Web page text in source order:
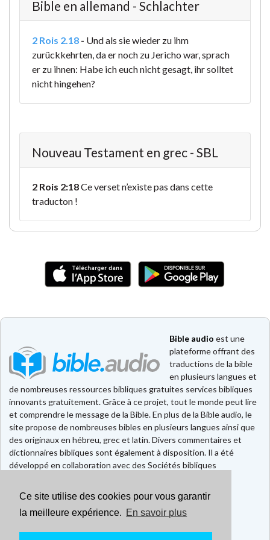
Ce site utilise des cookies pour vous garantir
la meilleure expérience. En savoir plus
Bible en allemand - Schlachter
2 Rois 2.18 - Und als sie wieder zu ihm
zurückkehrten, da er noch zu Jericho war, sprach
er zu ihnen: Habe ich euch nicht gesagt, ihr solltet
nicht hingehen?
Nouveau Testament en grec - SBL
2 Rois 2:18Ce verset n’existe pas dans cette
traducton !
Bible audio est une
plateforme offrant des
traductions de la bible
en plusieurs langues et
de nombreuses ressources bibliques gratuites services bibliques
innovants gratuitement. Grâce à ce projet, tout le monde peut lire
et comprendre le message de la Bible. En plus de la Bible audio, le
site propose de nombreuses bibles en plusieurs langues ainsi que
des originaux en hébreu, grec et latin. Divers commentaires et
dictionnaires bibliques sont également à disposition. Il a été
développé en collaboration avec des Sociétés bibliques
Faire un don
Contact